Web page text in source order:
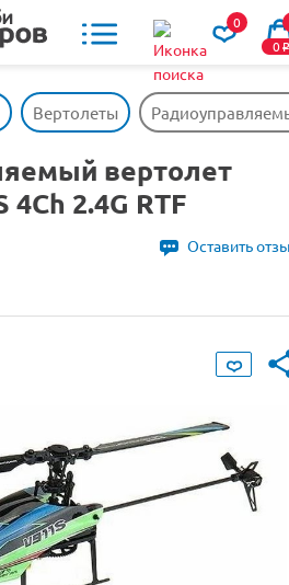
0
0o
Вертолеты
вертолет
4Ch 2.4G RTF
Оставить